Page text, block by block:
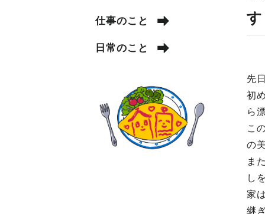
先
初
ら
こ
の
ま
し
家
継
仕事のこと
日常のこと